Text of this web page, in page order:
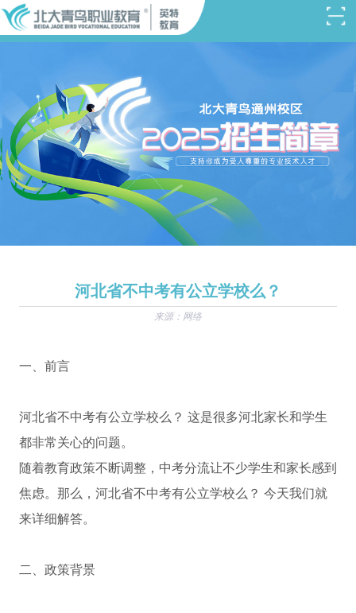
河北省不中考有公立学校么？
来源：网络
一、前言
河北省不中考有公立学校么？ 这是很多河北家长和学生
都非常关心的问题。
随着教育政策不断调整，中考分流让不少学生和家长感到
焦虑。那么，河北省不中考有公立学校么？ 今天我们就
来详细解答。
二、政策背景